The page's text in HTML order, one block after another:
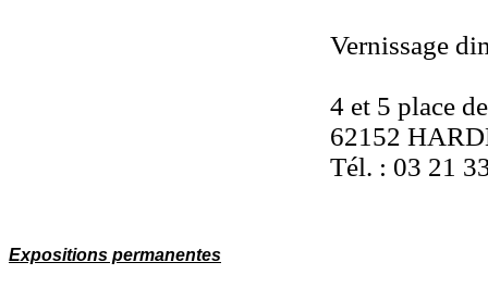
Vernissage
4 et 5 place
62152
Tél. : 03 21
Expositions permanentes